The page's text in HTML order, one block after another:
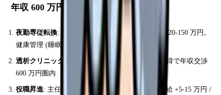
年収 600 万円突破の 4 ルート
夜勤専従転換: 現職場で月 10 回ペース → 年収 +120-150 万円。
健康管理 (睡眠 / 運動 / 食事) を厳格に
透析クリニック移籍
: 経験 5 年以上 + 透析認定取得で年収交渉
600 万円圏内
役職昇進: 主任 (5-7 年) → 師長 (10-15 年) で基本給 +5-15 万円 /